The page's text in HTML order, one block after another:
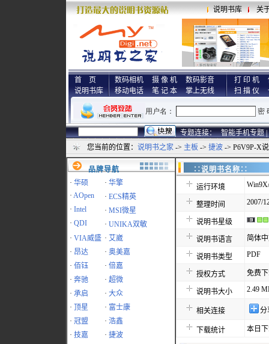
说明书库 关
首 页
说明书库
数码相机 摄 像 机
数码影音
移动电话
笔 记 本 掌上无线
打 印 机
扫 描 仪
专题连接： 智能手机专题 |
您当前的位置： 说明书之家 -> 主板 -> 捷波 -> P6V9P-X
品牌导航
· 华硕 · 华擎
· AOpen · ECS精英
· Intel · MSI微星
· QDI · UNIKA双敏
· VIA威盛 · 艾崴
· 昂达 · 奥美嘉
· 佰钰 · 倍嘉
· 奔驰 · 超微
· 承启 · 大众
·
顶星 · 富士康
· 冠盟 · 浩鑫
· 技嘉 · 捷波
∷说明书名
运行环境
整理时间 2007/
说明书星级
说明书语言 简体
说明书类型 PDF
授权方式 免费
说明书大小 2.49
相关连接 分
下载统计 本日